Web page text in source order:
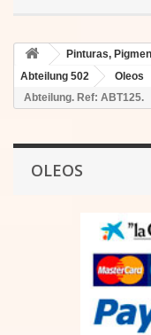
Pinturas,
Abteilung 502
Oleos
Abteilung. Ref: ABT125.
OLEOS